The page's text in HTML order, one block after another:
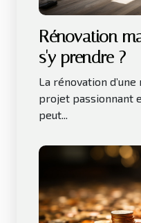
Rénovation
s'y prendre ?
La rénovation
projet passionnant
peut...